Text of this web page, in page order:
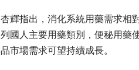
杏輝指出，消化系統用藥需求相
列國人主要用藥類別，便秘用藥
品市場需求可望持續成長。